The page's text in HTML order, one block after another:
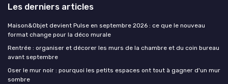
Les derniers articles
Maison&Objet devient Pulse en septembre 2026 : ce que le nouveau
format change pour la déco murale
Rentrée : organiser et décorer les murs de la chambre et du coin bureau
avant septembre
Oser le mur noir : pourquoi les petits espaces ont tout à gagner d'un mur
sombre